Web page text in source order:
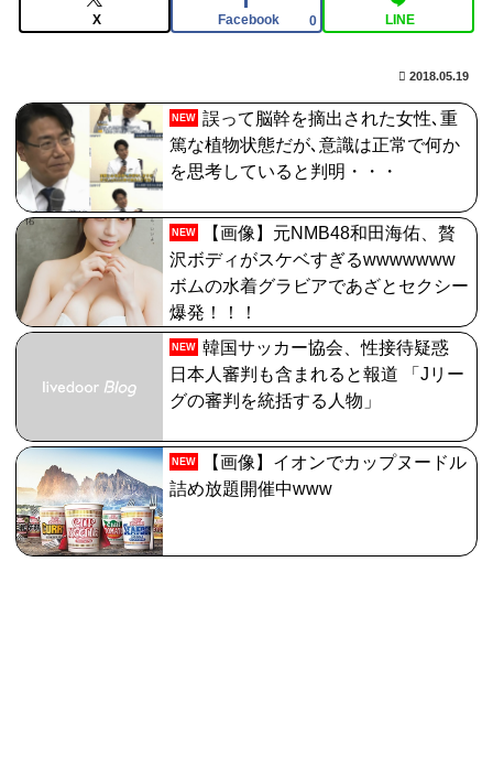
うこと？
【FGO】中国語版10周年を記念した「OVER THE
SAME SKY all over the world」。武内崇さん描き下ろ
し「アルトリア・ペンドラゴン」上海Verが公開
【FGO】邪馬台国の魔王。卑弥呼の強化つよい…デスチ
ェンジしないなら最適クリサポーター
【画像】どのくノ一を快楽責めしたいｗｗｗｗｗ
【FGO】アズライール周年としては盛り上がらない。あ
とで見せ場は来るんだろうけどキャラ印象がまだしょぼ
X Facebook 0 LINE
2018.05.19
NEW 誤って脳幹を摘出された女性､重
篤な植物状態だが､意識は正常で何か
を思考していると判明・・・
NEW
【画像】元NMB48和田海佑、贅
沢ボディがスケベすぎるwwwwwww
ボムの水着グラビアであざとセクシー
爆発！！！
NEW 韓国サッカー協会、性接待疑惑
日本人審判も含まれると報道 「Jリー
グの審判を統括する人物」
NEW
【画像】イオンでカップヌードル
詰め放題開催中www